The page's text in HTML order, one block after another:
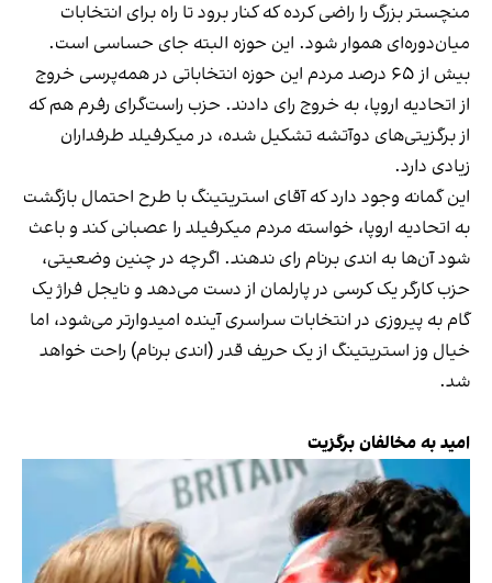
منچستر بزرگ را راضی کرده که کنار برود تا راه برای انتخابات
میان‌دوره‌ای هموار شود. این حوزه البته جای حساسی است.
بیش از ۶۵ درصد مردم این حوزه انتخاباتی در همه‌پرسی خروج
از اتحادیه اروپا، به خروج رای دادند. حزب راست‌گرای رفرم هم که
از برگزیتی‌های دوآتشه تشکیل شده، در میکرفیلد طرفداران
زیادی دارد.
این گمانه وجود دارد که آقای استریتینگ با طرح احتمال بازگشت
به اتحادیه اروپا، خواسته مردم میکرفیلد را عصبانی کند و باعث
شود آن‌ها به اندی برنام رای ندهند. اگرچه در چنین وضعیتی،
حزب کارگر یک کرسی در پارلمان از دست می‌دهد و نایجل فراژ یک
گام به پیروزی در انتخابات سراسری آینده امیدوارتر می‌شود، اما
خیال وز استریتینگ از یک حریف قدر (اندی برنام) راحت خواهد
شد.
امید به مخالفان برگزیت